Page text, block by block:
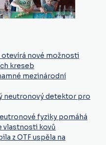
otevírá nové možnosti
kreseb
mezinárodní
neutronový detektor pro
fyziky pomáhá
vlastnosti kovů
z OTF uspěla na